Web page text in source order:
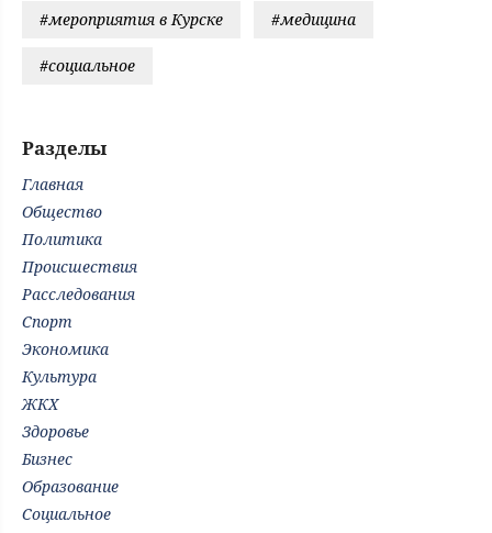
#мероприятия в Курске #медицина
#социальное
Разделы
Главная
Общество
Политика
Происшествия
Расследования
Спорт
Экономика
Культура
ЖКХ
Здоровье
Бизнес
Образование
Социальное